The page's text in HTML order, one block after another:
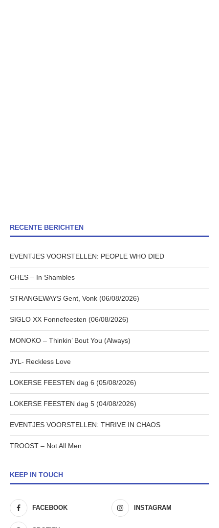
RECENTE BERICHTEN
EVENTJES VOORSTELLEN: PEOPLE WHO DIED
CHES – In Shambles
STRANGEWAYS Gent, Vonk (06/08/2026)
SIGLO XX Fonnefeesten (06/08/2026)
MONOKO – Thinkin’ Bout You (Always)
JYL- Reckless Love
LOKERSE FEESTEN dag 6 (05/08/2026)
LOKERSE FEESTEN dag 5 (04/08/2026)
EVENTJES VOORSTELLEN: THRIVE IN CHAOS
TROOST – Not All Men
KEEP IN TOUCH
FACEBOOK INSTAGRAM